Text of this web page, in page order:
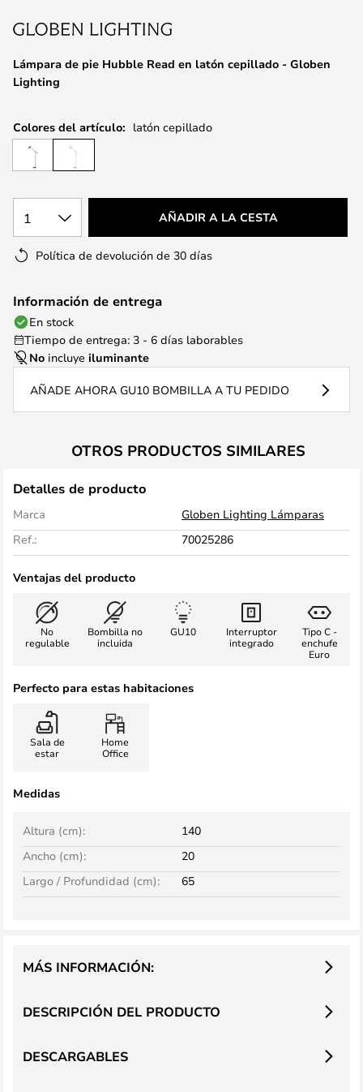
galería
imágenes
Lámpara de pie Hubble Read en latón cepillado - Globen
Lighting
Colores del artículo: latón cepillado
1 AÑADIR A LA CESTA
Política de devolución de 30 días
Información de entrega
En stock
Tiempo de entrega: 3 - 6 días laborables
No incluye iluminante
AÑADE AHORA GU10 BOMBILLA A TU PEDIDO
OTROS PRODUCTOS SIMILARES
Detalles de producto
Marca
Globen Lighting Lámparas
Ref.:
70025286
Ventajas del producto
No
regulable
Bombilla no
incluida
GU10
Interruptor
integrado
Tipo C -
enchufe
Euro
Perfecto para estas habitaciones
Sala de
estar
Home
Office
Medidas
Ancho (cm): 20
Altura (cm): 140
Largo / Profundidad (cm): 65
DESCRIPCIÓN DEL PRODUCTO
MÁS INFORMACIÓN:
DESCARGABLES